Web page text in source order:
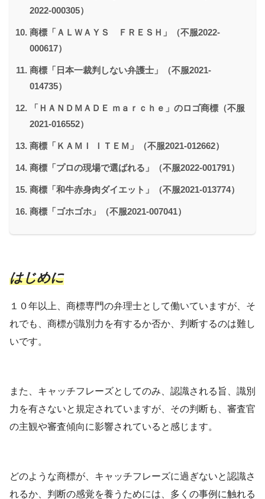
2022-000305）
商標「ＡＬＷＡＹＳ ＦＲＥＳＨ」（不服2022-
000617）
商標「日本一裁判しない弁護士」（不服2021-
014735）
「ＨＡＮＤＭＡＤＥ ｍａｒｃｈｅ」のロゴ商標（不服
2021-016552）
商標「ＫＡＭＩ ＩＴＥＭ」（不服2021-012662）
商標「プロの現場で選ばれる」（不服2022-001791）
商標「和牛赤身肉ダイエット」（不服2021-013774）
商標「ゴホゴホ」（不服2021-007041）
はじめに
１０年以上、商標専門の弁理士として働いていますが、そ
れでも、商標が識別力を有するか否か、判断するのは難し
いです。
また、キャッチフレーズとしてのみ、認識される旨、識別
力を有さないと規定されていますが、その判断も、審査官
の主観や審査傾向に影響されていると感じます。
どのような商標が、キャッチフレーズに過ぎないと認識さ
れるか、判断の感覚を養うためには、多くの事例に触れる